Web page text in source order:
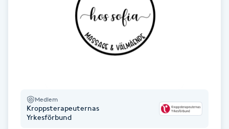
Fransborttagning
Medlem
Kroppsterapeuternas
Yrkesförbund